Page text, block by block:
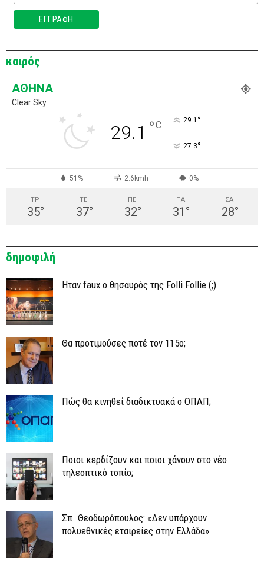
καιρός
ΑΘΉΝΑ
Clear Sky
29.1 °C 29.1 °
27.3°
51% 2.6kmh 0%
ΤΡ
35°
ΤΕ
37°
ΠΕ
32°
ΠΑ
31 °
ΣΑ
28°
δημοφιλή
Ήταν faux ο θησαυρός της Folli Follie (;)
Θα προτιμούσες ποτέ τον 115ο;
Πώς θα κινηθεί διαδικτυακά ο ΟΠΑΠ;
Ποιοι κερδίζουν και ποιοι χάνουν στο νέο
τηλεοπτικό τοπίο;
Σπ. Θεοδωρόπουλος: «Δεν υπάρχουν
πολυεθνικές εταιρείες στην Ελλάδα»